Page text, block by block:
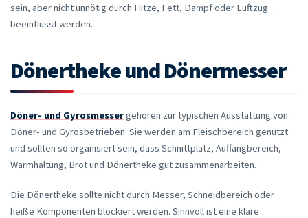
sein, aber nicht unnötig durch Hitze, Fett, Dampf oder Luftzug
beeinflusst werden.
Dönertheke und Dönermesser
Döner- und Gyrosmessergehören zur typischen Ausstattung von
Döner- und Gyrosbetrieben. Sie werden am Fleischbereich genutzt
und sollten so organisiert sein, dass Schnittplatz, Auffangbereich,
Warmhaltung, Brot und Dönertheke gut zusammenarbeiten.
Die Dönertheke sollte nicht durch Messer, Schneidbereich oder
heiße Komponenten blockiert werden. Sinnvoll ist eine klare